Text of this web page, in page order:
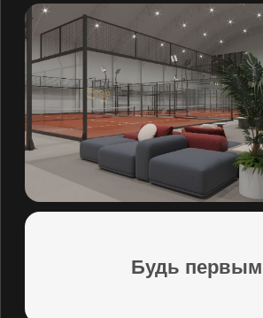
Узнать подробности
Будь первым!